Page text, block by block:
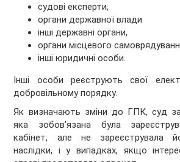
судові експерти,
органи державної влади
інші державні органи,
органи місцевого
інші юридичні особи.
Інші особи реєструють свої
добровільному порядку.
Як визначають зміни до ГПК, суд
яка зобов’язана була
кабінет, але не зареєструвала
наслідки, і у випадках, якщо